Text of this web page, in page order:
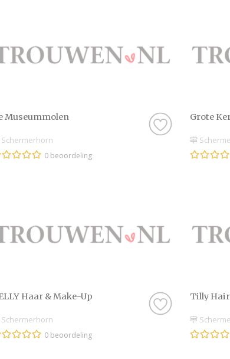
Museummolen
Schermerhorn
0 beoordeling
Grote
Haar & Make-Up
Schermerhorn
0 beoordeling
Tilly